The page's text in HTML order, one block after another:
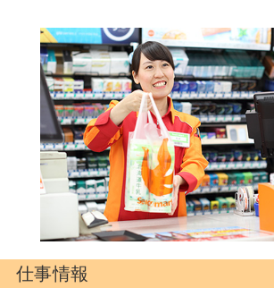
仕事情報